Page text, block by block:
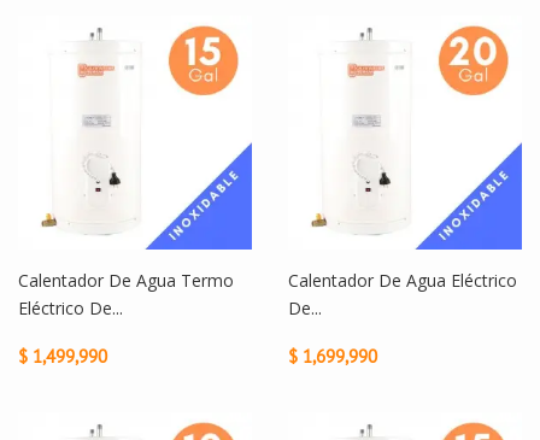
Calentador De Agua Termo
Eléctrico De...
$ 1,499,990
Calentador De Agua Eléctrico
De...
$ 1,699,990